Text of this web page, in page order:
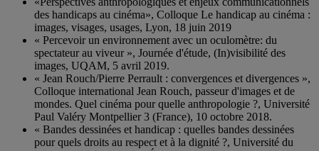
des handicaps au cinéma», Colloque Le handicap au cinéma :
images, visages, usages, Lyon, 18 juin 2019
« Percevoir un environnement avec un oculomètre: du
spectateur au viveur », Journée d'étude, (In)visibilité des
images, UQAM, 5 avril 2019.
« Jean Rouch/Pierre Perrault : convergences et divergences »,
Colloque international Jean Rouch, passeur d'images et de
mondes. Quel cinéma pour quelle anthropologie ?, Université
Paul Valéry Montpellier 3 (France), 10 octobre 2018.
« Bandes dessinées et handicap : quelles bandes dessinées
pour quels droits au respect et à la dignité ?, Université du